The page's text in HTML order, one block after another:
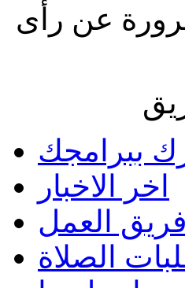
عن رأى
ببرامجك
اخر الاخبار
العمل
الصلاة